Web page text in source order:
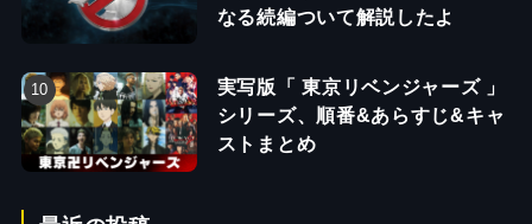
なる続編ついて解説したよ
実写版「 東京リベンジャーズ 」
シリーズ、順番&あらすじ&キャ
ストまとめ